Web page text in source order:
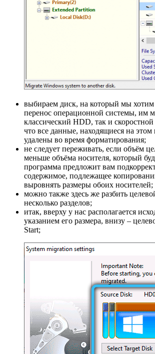
выбираем диск, на который мы
перенос операционной системы, им
классический HDD, так и
что все данные, находящиеся на этом
удалены во время форматирования;
не следует переживать, если объём
меньше объёма носителя, который
программа предложит вам
содержимое, подлежащее
выровнять размеры обоих носителей;
можно также здесь же разбить
несколько разделов;
итак, вверху у нас располагается
указанием его размера, внизу –
Start;